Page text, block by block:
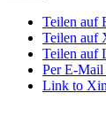
Teilen auf
Teilen auf
Teilen auf
Per E-Mail
Link to